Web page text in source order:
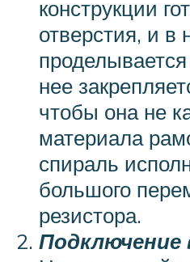
конструкции
отверстия, и в
нее
чтобы она не
материала
спираль
большого
резистора.